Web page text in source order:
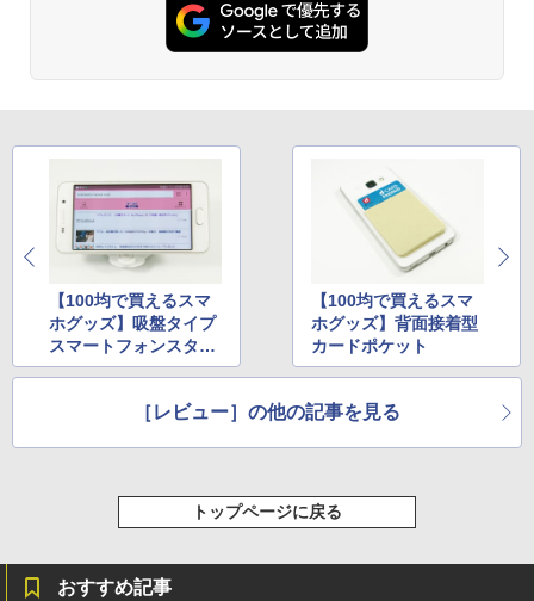
【100均で買えるスマ
ホグッズ】吸盤タイプ
スマートフォンスタン
ド
【100均で買えるスマ
ホグッズ】背面接着型
カードポケット
［レビュー］の他の記事を見る
トップページに戻る
おすすめ記事